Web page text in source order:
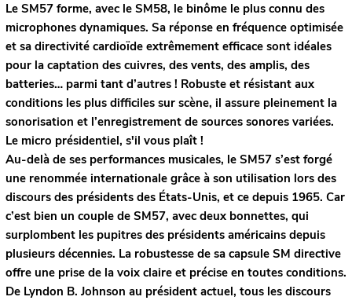
Le SM57 forme, avec le SM58, le binôme le plus connu des
microphones dynamiques. Sa réponse en fréquence optimisée
et sa directivité cardioïde extrêmement efficace sont idéales
pour la captation des cuivres, des vents, des amplis, des
batteries… parmi tant d’autres ! Robuste et résistant aux
conditions les plus difficiles sur scène, il assure pleinement la
sonorisation et l’enregistrement de sources sonores variées.
Le micro présidentiel, s'il vous plaît !
Au-delà de ses performances musicales, le SM57 s’est forgé
une renommée internationale grâce à son utilisation lors des
discours des présidents des États-Unis, et ce depuis 1965. Car
c’est bien un couple de SM57, avec deux bonnettes, qui
surplombent les pupitres des présidents américains depuis
plusieurs décennies. La robustesse de sa capsule SM directive
offre une prise de la voix claire et précise en toutes conditions.
De Lyndon B. Johnson au président actuel, tous les discours